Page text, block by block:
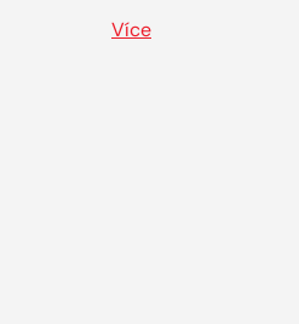
Více